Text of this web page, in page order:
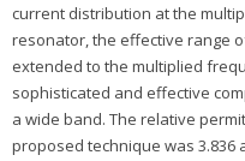
current distribution at the
resonator, the effective range
extended to the multiplied
sophisticated and effective
a wide band. The relative
proposed technique was 3.836